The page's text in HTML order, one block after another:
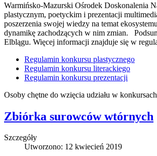
Warmińsko-Mazurski Ośrodek Doskonalenia
plastycznym, poetyckim i prezentacji
poszerzenia swojej wiedzy na temat
dynamikę zachodzących w nim zmian.
Elblągu. Więcej informacji znajduje się w
Regulamin konkursu plastycznego
Regulamin konkursu literackiego
Regulamin konkursu prezentacji
Osoby chętne do wzięcia udziału w
Zbiórka surowców wtórnych
Szczegóły
Utworzono: 12 kwiecień 2019